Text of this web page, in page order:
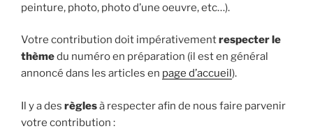
peinture, photo, photo d’une oeuvre, etc…).
Votre contribution doit impérativementrespecter le
thèmedu numéro en préparation (il est en général
annoncé dans les articles en page d’accueil).
Il y a des règlesà respecter afin de nous faire parvenir
votre contribution :